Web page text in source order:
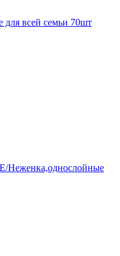
всей семьи 70шт
Неженка,однослойные